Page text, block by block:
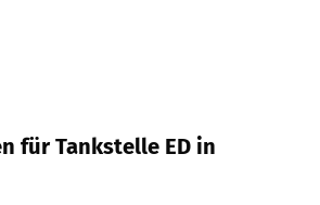
für Tankstelle ED in